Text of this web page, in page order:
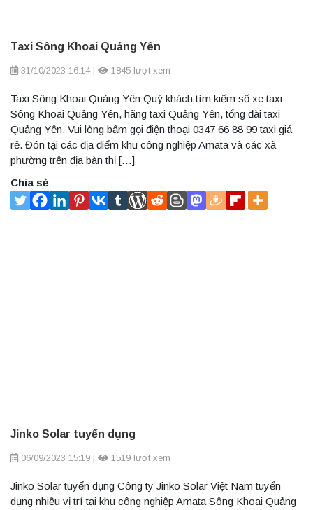
Taxi Sông Khoai Quảng Yên
31/10/2023 16:14| 1845 lượt xem
Taxi Sông Khoai Quảng Yên Quý khách tìm kiếm số xe taxi
Sông Khoai Quảng Yên, hãng taxi Quảng Yên, tổng đài taxi
Quảng Yên. Vui lòng bấm gọi điện thoại 0347 66 88 99 taxi giá
rẻ. Đón tại các địa điểm khu công nghiệp Amata và các xã
phường trên địa bàn thị […]
Chia sẻ
Jinko Solar tuyển dụng
06/09/2023 15:19 | 1519 lượt xem
Jinko Solar tuyển dụng Công ty Jinko Solar Việt Nam tuyển
dụng nhiều vị trí tại khu công nghiệp Amata Sông Khoai Quảng